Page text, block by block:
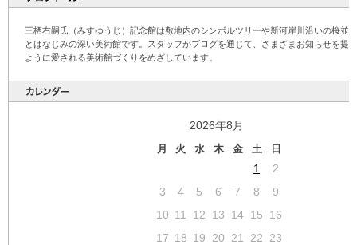
三栖右嗣氏（みすゆうじ）記念館は敷地内のシンボルツリーや新河岸川沿いの桜並
とはなじみの深い美術館です。スタッフがブログを通じて、さまざまお知らせを提
ように愛される美術館づくりをめざしています。
2026年8月
月 火 水 木 金 土 日
1
2
3
4 5 6 7 8
9
10 11 12 13 14 15
16
17 18 19 20 21 22
23